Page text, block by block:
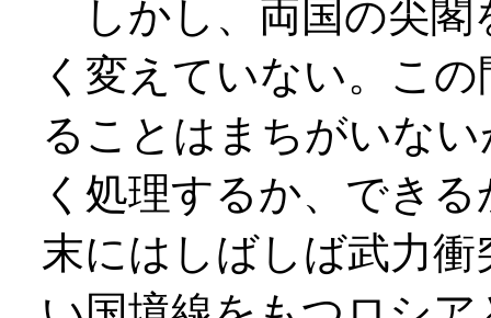
しかし、両国の尖閣
く変えていない。こ
ることはまちがいな
く処理するか、でき
末にはしばしば武力